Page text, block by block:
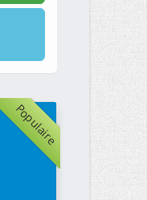
Populaire